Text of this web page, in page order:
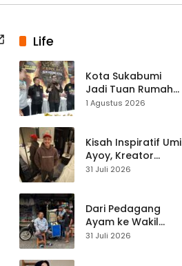
Life
Kota Sukabumi
Jadi Tuan Rumah
Kontes Batu Akik
1 Agustus 2026
Kisah Inspiratif Umi
Ayoy, Kreator
TikTok Asal
Live Streaming
31 Juli 2026
Dari Pedagang
Ayam ke Wakil
Ketua DPRD, H.
31 Juli 2026